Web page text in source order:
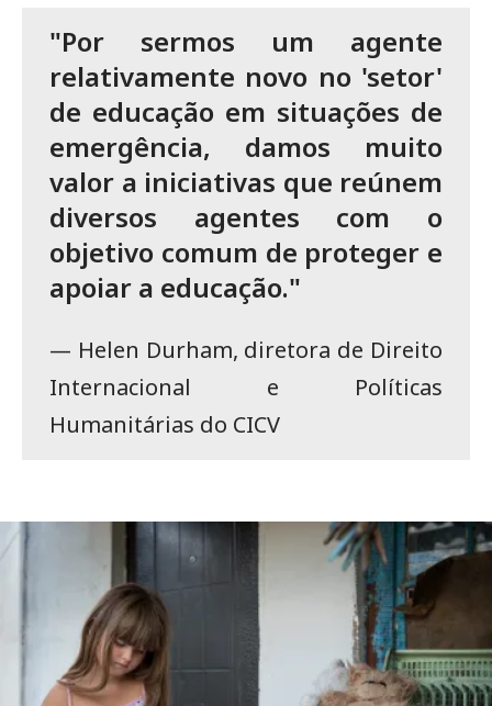
"Por sermos um agente
relativamente novo no 'setor'
de educação em situações de
emergência, damos muito
valor a iniciativas que reúnem
diversos agentes com o
objetivo comum de proteger e
apoiar a educação."
— Helen Durham, diretora de Direito
Internacional e Políticas
Humanitárias do CICV